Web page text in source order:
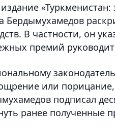
Бердымухамедов
В частности, он
премий
или
подписал
ранее полученные